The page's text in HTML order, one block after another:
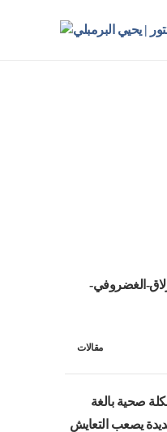
مقالات
صحية بالغة
يصعب التعايش